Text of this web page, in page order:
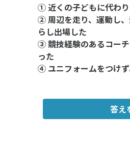
① 近くの子どもに代わ
② 周辺を走り、運動し
らし出場した
③ 競技経験のあるコー
った
④ ユニフォームをつけ
答え